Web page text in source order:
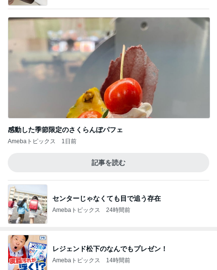
感動した季節限定のさくらんぼパフェ
Amebaトピックス 1日前
記事を読む
センターじゃなくても目で追う存在
Amebaトピックス 24時間前
レジェンド松下のなんでもプレゼン！
Amebaトピックス 14時間前